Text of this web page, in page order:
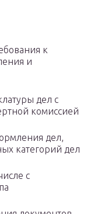
к
и
дел с
комиссией
дел,
категорий дел
с